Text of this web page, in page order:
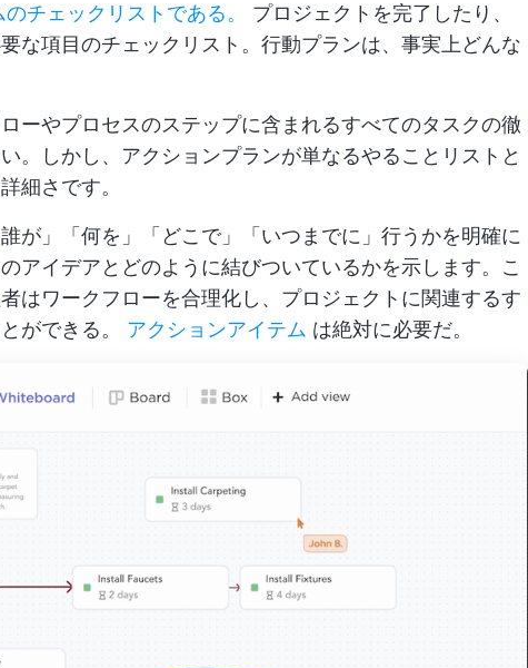
チェックリストである。
プロジェクトを完了したり、
な項目のチェックリスト。行動プランは、事実上どんな
ーやプロセスのステップに含まれるすべてのタスクの徹
。しかし、アクションプランが単なるやることリストと
細さです。
が」「何を」「どこで」「いつまでに」行うかを明確に
アイデアとどのように結びついているかを示します。こ
はワークフローを合理化し、プロジェクトに関連するす
ができる。 アクションアイテム は絶対に必要だ。